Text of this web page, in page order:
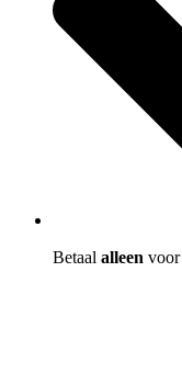
Betaal alleen voor